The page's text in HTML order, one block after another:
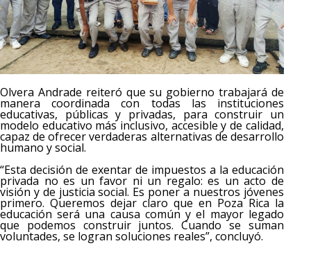
Olvera Andrade reiteró que su gobierno trabajará de
manera coordinada con todas las instituciones
educativas, públicas y privadas, para construir un
modelo educativo más inclusivo, accesible y de calidad,
capaz de ofrecer verdaderas alternativas de desarrollo
humano y social.
“Esta decisión de exentar de impuestos a la educación
privada no es un favor ni un regalo: es un acto de
visión y de justicia social. Es poner a nuestros jóvenes
primero. Queremos dejar claro que en Poza Rica la
educación será una causa común y el mayor legado
que podemos construir juntos. Cuando se suman
voluntades, se logran soluciones reales”, concluyó.